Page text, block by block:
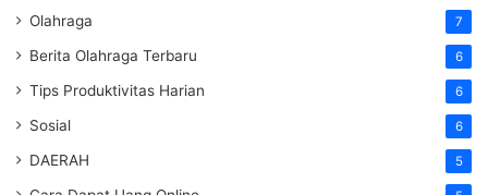
Olahraga 7
Berita Olahraga Terbaru 6
Tips Produktivitas Harian 6
Sosial 6
DAERAH 5